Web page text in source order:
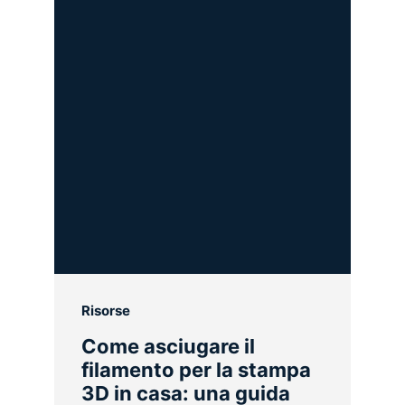
Risorse
Come asciugare il
filamento per la stampa
3D in casa: una guida